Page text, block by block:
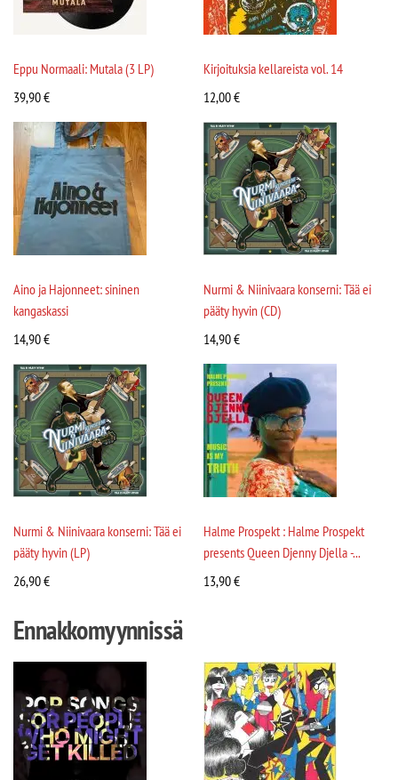
Eppu Normaali: Mutala (3 LP)
39,90€
Kirjoituksia kellareista vol. 14
12,00€
Aino ja Hajonneet: sininen
kangaskassi
14,90€
Nurmi & Niinivaara konserni: Tää ei
pääty hyvin (CD)
14,90€
Nurmi & Niinivaara konserni: Tää ei
pääty hyvin (LP)
26,90€
Halme Prospekt : Halme Prospekt
presents Queen Djenny Djella -...
13,90€
Ennakkomyynnissä